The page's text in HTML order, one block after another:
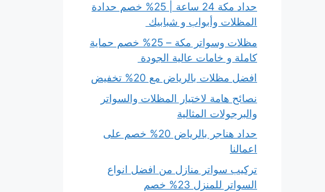
حداد مكة 24 ساعة | 25% خصم حدادة
المظلات وأبواب و شبابيك
مظلات وسواتر مكة – 25% خصم حماية
كاملة و خامات عالية الجودة
افضل مظلات بالرياض مع 20% تخفيض
نصائح هامة لاختيار المظلات والسواتر
والبرجولات المثالية
حداد هناجر بالرياض 20% خصم على
اعمالنا
تركيب سواتر منازل من افضل انواع
السواتر للمنزل 23% خصم